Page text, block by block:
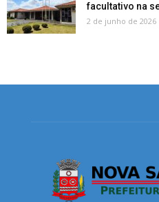
facultativo na
2 de junho de 2026